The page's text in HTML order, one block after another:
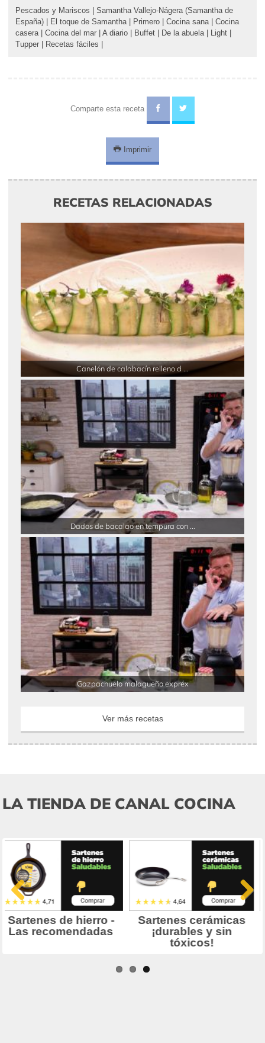
Pescados y Mariscos
Samantha Vallejo-Nágera (Samantha de
España)
El toque de Samantha Primero Cocina sana
Cocina
casera
Cocina del mar A diario Buffet De la abuela Light
Tupper
Recetas fáciles
Comparte esta receta
Imprimir
RECETAS RELACIONADAS
Canelón de calabacín relleno d ...
Dados de bacalao en tempura con ...
Gazpachuelo malagueño expréx
Ver más recetas
LA TIENDA DE CANAL COCINA